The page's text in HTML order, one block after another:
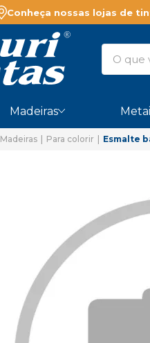
Conheça nossas lojas de
Madeiras
Madeiras Para colorir Esmalte